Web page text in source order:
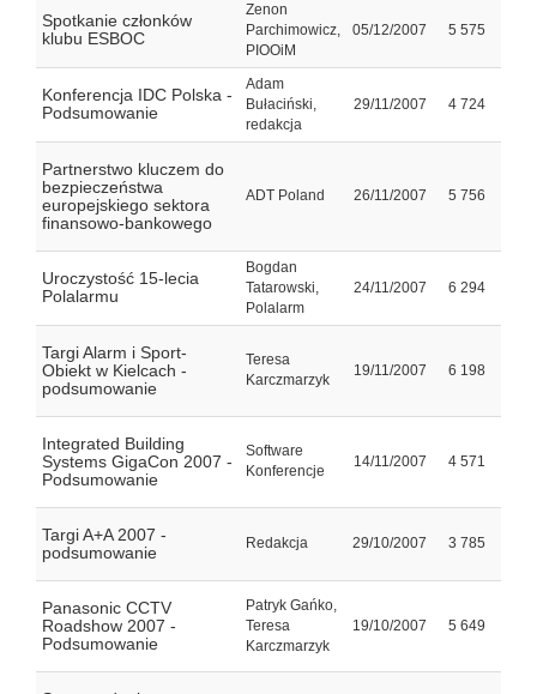
Spotkanie członków
klubu ESBOC
Zenon
Parchimowicz,
PIOOiM
05/12/2007 5 575
Konferencja IDC Polska -
Podsumowanie
Adam
Bułaciński,
redakcja
29/11/2007 4 724
Partnerstwo kluczem do
bezpieczeństwa
europejskiego sektora
finansowo-bankowego
ADT Poland 26/11/2007 5 756
Uroczystość 15-lecia
Polalarmu
Bogdan
Tatarowski,
Polalarm
24/11/2007 6 294
Targi Alarm i Sport-
Obiekt w Kielcach -
podsumowanie
Teresa
Karczmarzyk
19/11/2007 6 198
Integrated Building
Systems GigaCon 2007 -
Podsumowanie
Software
Konferencje
14/11/2007 4 571
Targi A+A 2007 -
podsumowanie
Redakcja 29/10/2007 3 785
Panasonic CCTV
Roadshow 2007 -
Podsumowanie
Patryk Gańko,
Teresa
Karczmarzyk
19/10/2007 5 649